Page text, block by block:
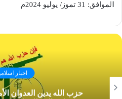
الموافق: 31 تموز/ يوليو 2024م
اخبار
حزب الله يدين العدوان